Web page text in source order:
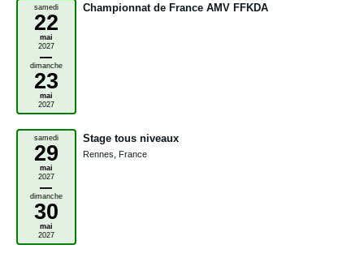
samedi
22
mai
2027
–
dimanche
23
mai
2027
Championnat de France AMV FFKDA
samedi
29
mai
2027
–
dimanche
30
mai
2027
Stage tous niveaux
Rennes, France